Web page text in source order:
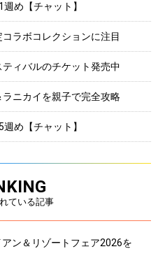
め【チャット】
ラボコレクションに注目
ィバルのチケット発売中
ニカイを親子で完全攻略
め【チャット】
ている記事
ン＆リゾートフェア2026を